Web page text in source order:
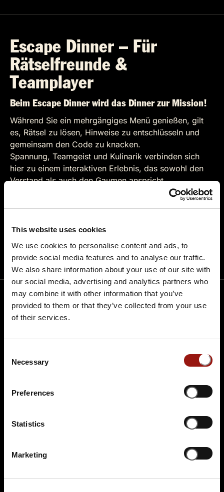
This website uses cookies
We use cookies to personalise content and ads, to
provide social media features and to analyse our traffic.
We also share information about your use of our site with
our social media, advertising and analytics partners who
may combine it with other information that you’ve
provided to them or that they’ve collected from your use
of their services.
Selection
Necessary
Preferences
Statistics
Marketing
Escape Dinner – Für
Rätselfreunde &
Teamplayer
Beim Escape Dinner wird das Dinner zur Mission!
Während Sie ein mehrgängiges Menü genießen, gilt
es, Rätsel zu lösen, Hinweise zu entschlüsseln und
gemeinsam den Code zu knacken.
Spannung, Teamgeist und Kulinarik verbinden sich
hier zu einem interaktiven Erlebnis, das sowohl den
Verstand als auch den Gaumen anspricht.
Terminüberblick
Dark Dinner – Für
Menü serviert, das Ihre Sinne völlig neu erleben
Jeder Bissen, jedes Geräusch und jeder Duft wird
in ein besonderes Abenteuer.
Gemeinsam mit Ihren Tischnachbarn tasten Sie sich
Herausforderung und entdecken, wie spannend